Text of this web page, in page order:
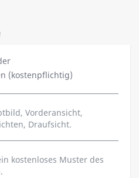
(kostenpflichtig)
Vorderansicht,
Draufsicht.
kostenloses Muster des